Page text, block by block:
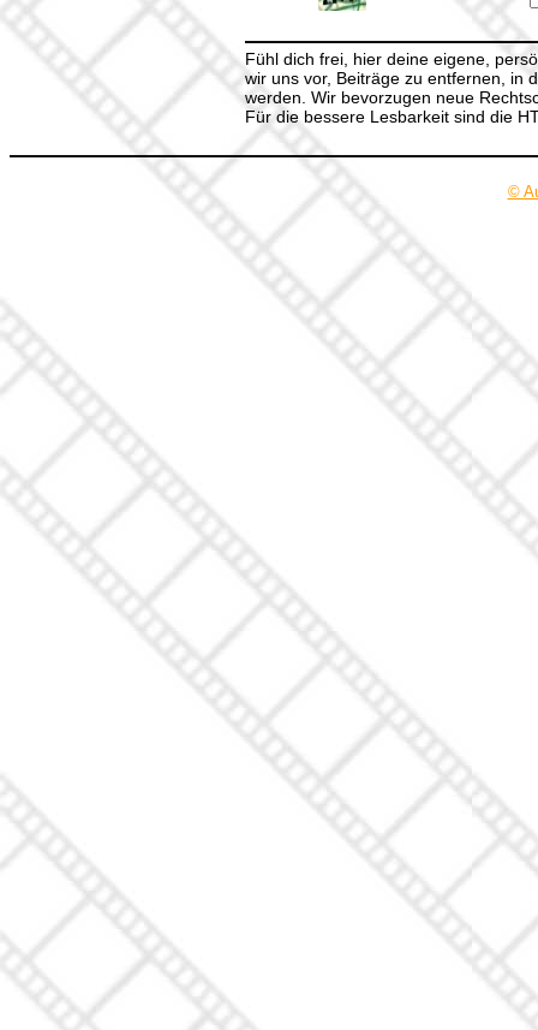
Fühl dich frei, hier deine eigene,
wir uns vor, Beiträge zu entfernen, in
werden. Wir bevorzugen neue
Für die bessere Lesbarkeit sind die
©